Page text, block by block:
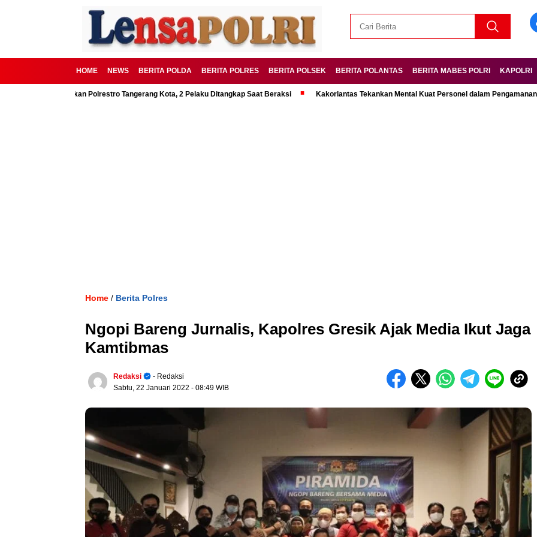
HOME NEWS BERITA POLDA BERITA POLRES BERITA POLSEK BERITA POLANTAS BERITA MABES POLRI KAPOLRI
Digagalkan Polrestro Tangerang Kota, 2 Pelaku Ditangkap Saat Beraksi Kakorlantas Tekankan Mental Kuat Personel dalam Pengamanan Mudik
Home / Berita Polres
Ngopi Bareng Jurnalis, Kapolres Gresik Ajak Media Ikut Jaga
Kamtibmas
Redaksi
- Redaksi
Sabtu, 22 Januari 2022 - 08:49 WIB